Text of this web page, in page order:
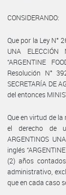
CONSIDERANDO:
Que por la Ley N°
UNA
“ARGENTINE
Resolución N°
SECRETARÍA DE
del entonces
Que en virtud de
el derecho de
ARGENTINOS
inglés
(2) años
administrativo,
que en cada caso